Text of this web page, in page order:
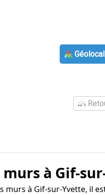
à Gif-
à Gif-sur-Yvette, il